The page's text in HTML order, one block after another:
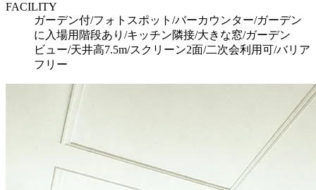
FACILITY
ガーデン付/フォトスポット/バーカウンター/ガーデン
に入場用階段あり/キッチン隣接/大きな窓/ガーデン
ビュー/天井高7.5m/スクリーン2面/二次会利用可/バリア
フリー